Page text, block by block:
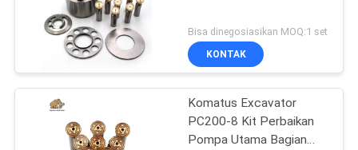
Bisa dinegosiasikan MOQ:1 set
KONTAK
Komatus Excavator
PC200-8 Kit Perbaikan
Pompa Utama Bagian